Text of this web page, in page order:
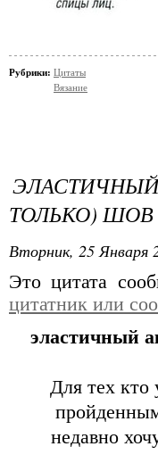
Рубрики: Цитаты
Вязание
ТОЛЬКО) ШОВ
Вторник, 25 Января
Это цитата
цитатник или
эластичный
Для тех кто
недавно